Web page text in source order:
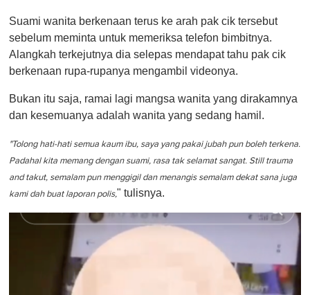
Suami wanita berkenaan terus ke arah pak cik tersebut
sebelum meminta untuk memeriksa telefon bimbitnya.
Alangkah terkejutnya dia selepas mendapat tahu pak cik
berkenaan rupa-rupanya mengambil videonya.
Bukan itu saja, ramai lagi mangsa wanita yang dirakamnya
dan kesemuanya adalah wanita yang sedang hamil.
"Tolong hati-hati semua kaum ibu, saya yang pakai jubah pun boleh terkena.
Padahal kita memang dengan suami, rasa tak selamat sangat. Still trauma
and takut, semalam pun menggigil dan menangis semalam dekat sana juga
kami dah buat laporan polis," tulisnya.